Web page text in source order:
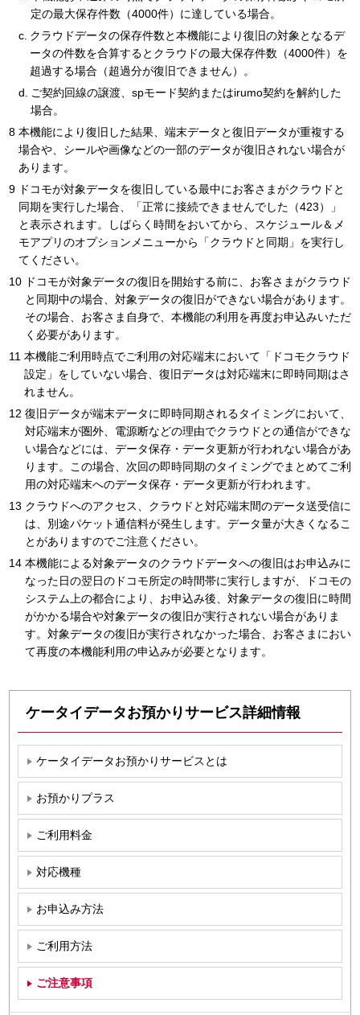
定の最大保存件数（4000件）に達している場合。
クラウドデータの保存件数と本機能により復旧の対象となるデ
ータの件数を合算するとクラウドの最大保存件数（4000件）を
超過する場合（超過分が復旧できません）。
ご契約回線の譲渡、spモード契約またはirumo契約を解約した
場合。
本機能により復旧した結果、端末データと復旧データが重複する
場合や、シールや画像などの一部のデータが復旧されない場合が
あります。
ドコモが対象データを復旧している最中にお客さまがクラウドと
同期を実行した場合、「正常に接続できませんでした（423）」
と表示されます。しばらく時間をおいてから、スケジュール＆メ
モアプリのオプションメニューから「クラウドと同期」を実行し
てください。
ドコモが対象データの復旧を開始する前に、お客さまがクラウド
と同期中の場合、対象データの復旧ができない場合があります。
その場合、お客さま自身で、本機能の利用を再度お申込みいただ
く必要があります。
本機能ご利用時点でご利用の対応端末において「ドコモクラウド
設定」をしていない場合、復旧データは対応端末に即時同期はさ
れません。
復旧データが端末データに即時同期されるタイミングにおいて、
対応端末が圏外、電源断などの理由でクラウドとの通信ができな
い場合などには、データ保存・データ更新が行われない場合があ
ります。この場合、次回の即時同期のタイミングでまとめてご利
用の対応端末へのデータ保存・データ更新が行われます。
クラウドへのアクセス、クラウドと対応端末間のデータ送受信に
は、別途パケット通信料が発生します。データ量が大きくなるこ
とがありますのでご注意ください。
本機能による対象データのクラウドデータへの復旧はお申込みに
なった日の翌日のドコモ所定の時間帯に実行しますが、ドコモの
システム上の都合により、お申込み後、対象データの復旧に時間
がかかる場合や対象データの復旧が実行されない場合がありま
す。対象データの復旧が実行されなかった場合、お客さまにおい
て再度の本機能利用の申込みが必要となります。
ケータイデータお預かりサービス詳細情報
ケータイデータお預かりサービスとは
お預かりプラス
ご利用料金
対応機種
お申込み方法
ご利用方法
ご注意事項